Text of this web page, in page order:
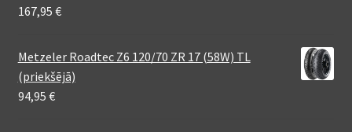
167,95 €
Metzeler Roadtec Z6 120/70 ZR 17 (58W) TL
(priekšējā)
94,95 €